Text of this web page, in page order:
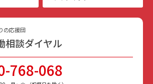
の応援団
相談ダイヤル
768-068